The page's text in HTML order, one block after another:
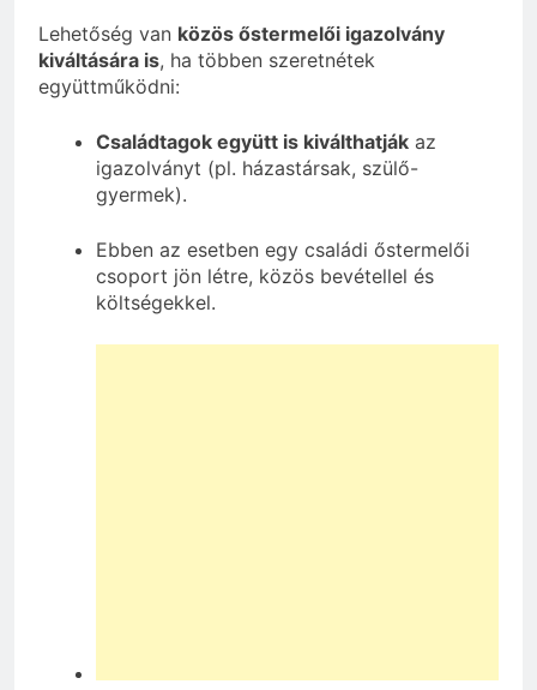
Lehetőség van közös őstermelői igazolvány
kiváltására is, ha többen szeretnétek
együttműködni:
Családtagok együtt is kiválthatják az
igazolványt (pl. házastársak, szülő-
gyermek).
Ebben az esetben egy családi őstermelői
csoport jön létre, közös bevétellel és
költségekkel.